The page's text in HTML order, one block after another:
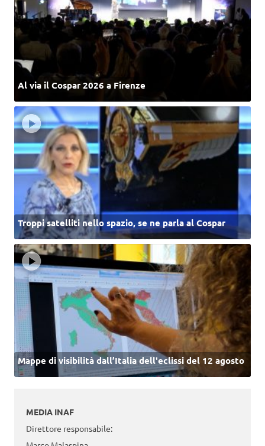
Al via il Cospar 2026 a Firenze
Troppi satelliti nello spazio, se ne parla al Cospar
Mappe di visibilità dall’Italia dell'eclissi del 12 agosto
MEDIA INAF
Direttore responsabile: